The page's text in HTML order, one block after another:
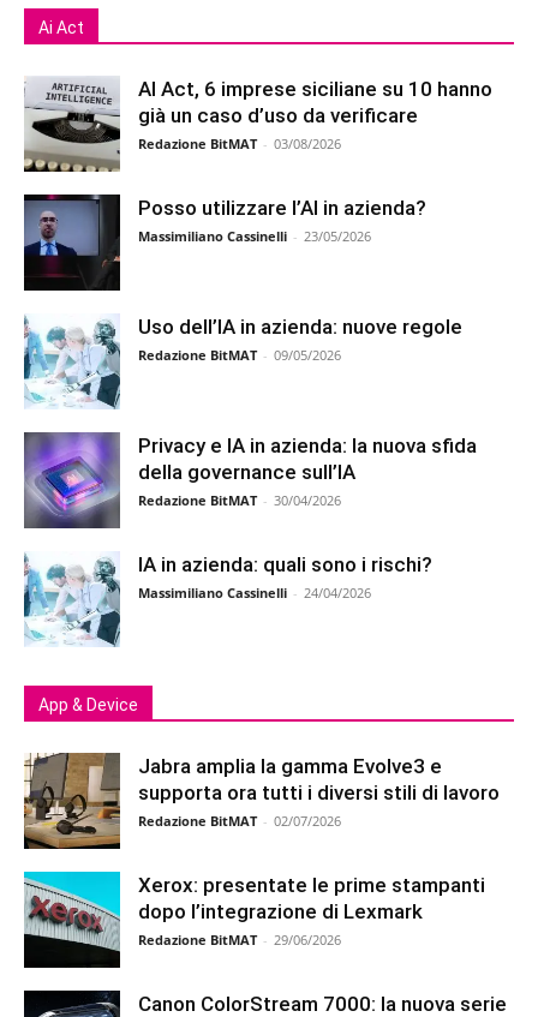
Ai Act
AI Act, 6 imprese siciliane su 10 hanno
già un caso d’uso da verificare
Redazione BitMAT - 03/08/2026
Posso utilizzare l’AI in azienda?
Massimiliano Cassinelli - 23/05/2026
Uso dell’IA in azienda: nuove regole
Redazione BitMAT - 09/05/2026
Privacy e IA in azienda: la nuova sfida
della governance sull’IA
Redazione BitMAT - 30/04/2026
IA in azienda: quali sono i rischi?
Massimiliano Cassinelli - 24/04/2026
App & Device
Jabra amplia la gamma Evolve3 e
supporta ora tutti i diversi stili di lavoro
Redazione BitMAT - 02/07/2026
Xerox: presentate le prime stampanti
dopo l’integrazione di Lexmark
Redazione BitMAT - 29/06/2026
Canon ColorStream 7000: la nuova serie